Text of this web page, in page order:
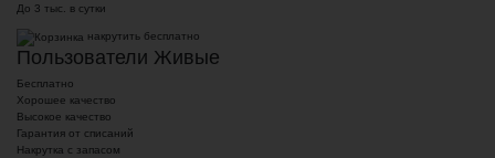
До 3 тыс. в сутки
накрутить бесплатно
Пользователи Живые
Бесплатно
Хорошее качество
Высокое качество
Гарантия от списаний
Накрутка с запасом